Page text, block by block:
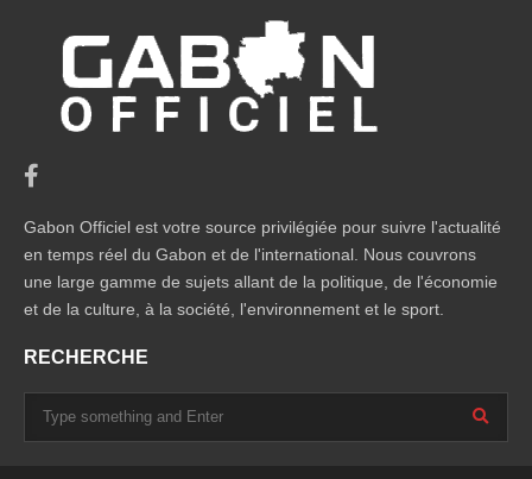
Gabon Officiel est votre source privilégiée pour suivre l'actualité
en temps réel du Gabon et de l'international. Nous couvrons
une large gamme de sujets allant de la politique, de l'économie
et de la culture, à la société, l'environnement et le sport.
RECHERCHE